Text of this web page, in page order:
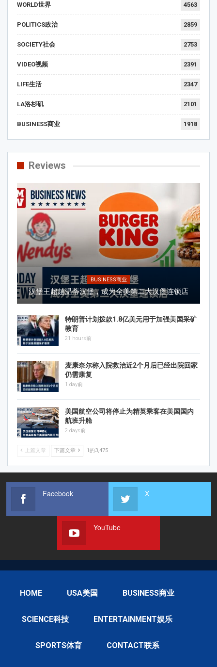
WORLD世界 4563
POLITICS政治 2859
SOCIETY社会 2753
VIDEO视频 2391
LIFE生活 2347
LA洛杉矶 2101
BUSINESS商业 1918
Reviews
BUSINESS商业
汉堡王超越温蒂汉堡，成为全美第二大汉堡连锁店
特朗普计划拨款1.8亿美元用于加强美国采矿
教育
21 hours前
麦康奈尔称入院救治近2个月后已经出院回家
仍需康复
1 day前
美国航空公司将停止为精英乘客在美国国内
航班升舱
2 days前
上篇文章 下篇文章 1的3,475
Facebook X
YouTube
HOME USA美国 BUSINESS商业
SCIENCE科技 ENTERTAINMENT娱乐
SPORTS体育 CONTACT联系